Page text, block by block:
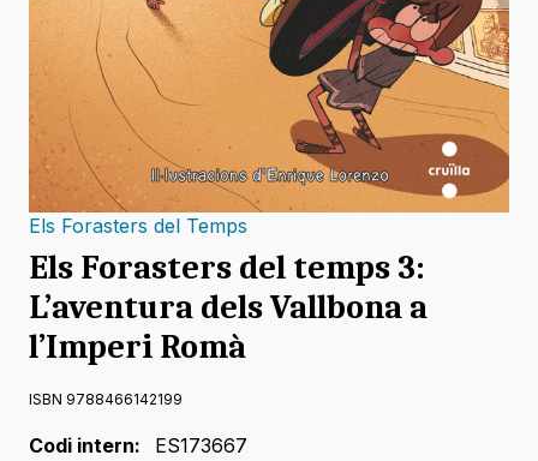
Els Forasters del Temps
Els Forasters del temps 3:
L’aventura dels Vallbona a
l’Imperi Romà
ISBN 9788466142199
Codi intern:
ES173667